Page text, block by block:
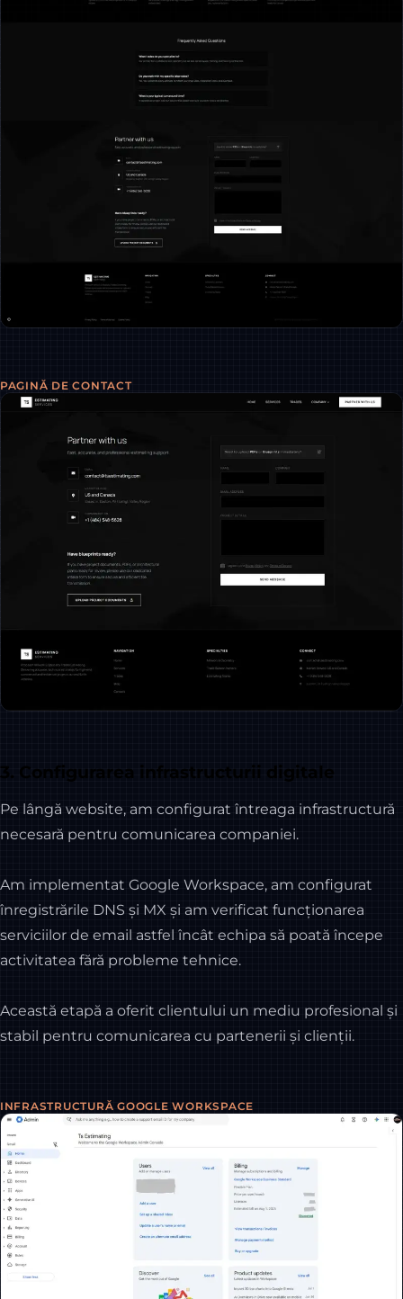
PAGINĂ DE CONTACT
3. Configurarea infrastructurii digitale
Pe lângă website, am configurat întreaga infrastructură
necesară pentru comunicarea companiei.
Am implementat Google Workspace, am configurat
înregistrările DNS și MX și am verificat funcționarea
serviciilor de email astfel încât echipa să poată începe
activitatea fără probleme tehnice.
Această etapă a oferit clientului un mediu profesional și
stabil pentru comunicarea cu partenerii și clienții.
INFRASTRUCTURĂ GOOGLE WORKSPACE